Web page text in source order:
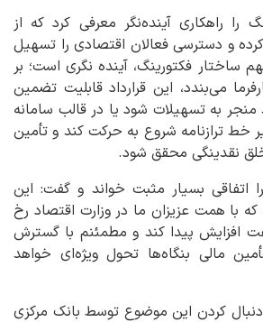
را راهکاری آینده‌نگر معرفی کرد که از
و دسترسی فعالان اقتصادی را تسهیل
ساختار فکتورینگ، آینده نگری است؛ بر
می‌بندد، این قرارداد قابلیت تضمین
منجر به تسهیلات شود یا در قالب سامانه
خط ترازنامه شروع به حرکت کند و تأمین
نقدینگی محقق شود.
اتفاقی بسیار مثبت خواند و گفت: این
با همت عزیزان ما در وزارت اقتصاد رخ
افزایش پیدا کند و مطمئنم با گسترش
مالی بنگاه‌ها تحول ویژه‌ای خواهد
کردن این موضوع توسط بانک مرکزی